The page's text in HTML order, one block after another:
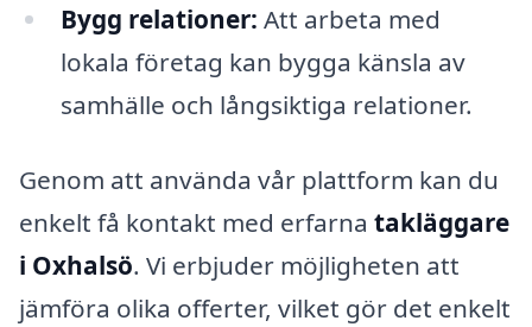
Bygg relationer: Att arbeta med
lokala företag kan bygga känsla av
samhälle och långsiktiga relationer.
Genom att använda vår plattform kan du
enkelt få kontakt med erfarna takläggare
i Oxhalsö. Vi erbjuder möjligheten att
jämföra olika offerter, vilket gör det enkelt